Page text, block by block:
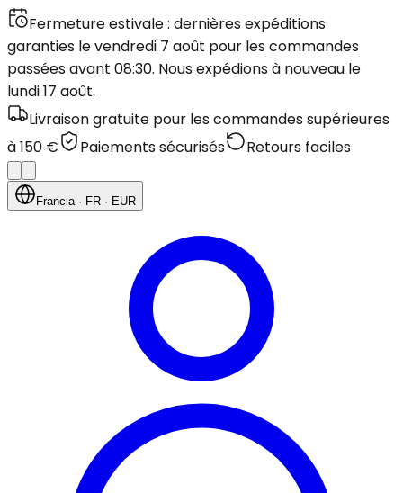
Fermeture estivale : dernières expéditions
garanties le vendredi 7 août pour les commandes
passées avant 08:30. Nous expédions à nouveau le
lundi 17 août.
Livraison gratuite pour les commandes supérieures
à 150 €
Paiements sécurisés Retours faciles
Francia· FR · EUR